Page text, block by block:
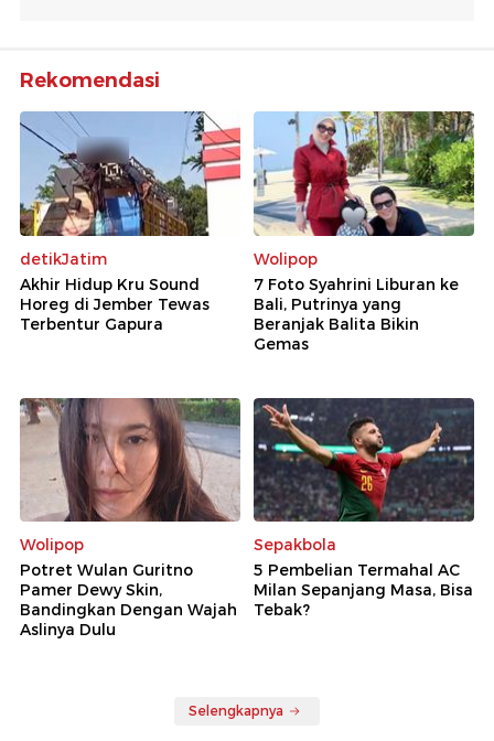
Rekomendasi
detikJatim
Akhir Hidup Kru Sound
Horeg di Jember Tewas
Terbentur Gapura
Wolipop
7 Foto Syahrini Liburan ke
Bali, Putrinya yang
Beranjak Balita Bikin
Gemas
Wolipop
Potret Wulan Guritno
Pamer Dewy Skin,
Bandingkan Dengan Wajah
Aslinya Dulu
Sepakbola
5 Pembelian Termahal AC
Milan Sepanjang Masa, Bisa
Tebak?
Selengkapnya